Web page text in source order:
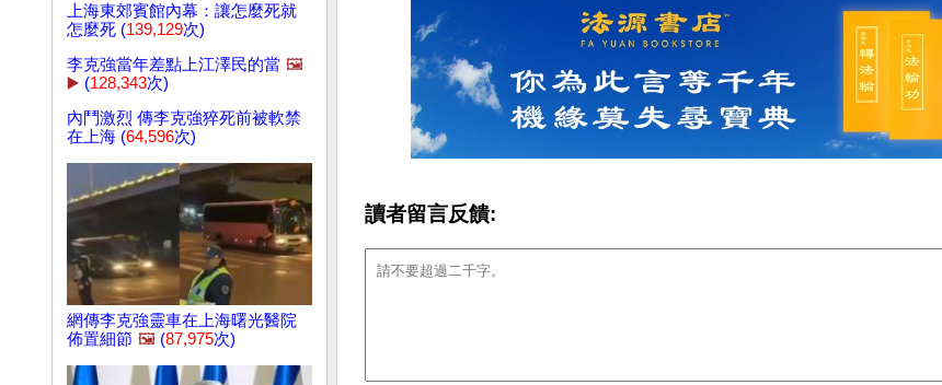
上海東郊賓館內幕：讓怎麼死就
怎麼死 (139,129次)
李克強當年差點上江澤民的當 🖼️
▶️ (128,343次)
內鬥激烈 傳李克強猝死前被軟禁
在上海 (64,596次)
網傳李克強靈車在上海曙光醫院
佈置細節 🖼️ (87,975次)
讀者留言反饋: